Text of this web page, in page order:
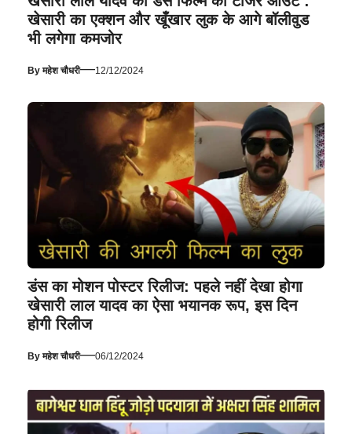
खेसारी का एक्शन और खूँखार लुक के आगे बॉलीवुड
भी लगेगा कमजोर
Byमहेश चौधरी—12/12/2024
डंस का मोशन पोस्टर रिलीज: पहले नहीं देखा होगा
खेसारी लाल यादव का ऐसा भयानक रूप, इस दिन
होगी रिलीज
Byमहेश चौधरी—06/12/2024